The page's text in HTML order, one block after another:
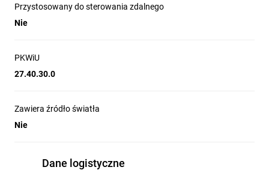
Przystosowany do sterowania zdalnego
Nie
PKWiU
27.40.30.0
Zawiera źródło światła
Nie
Dane logistyczne